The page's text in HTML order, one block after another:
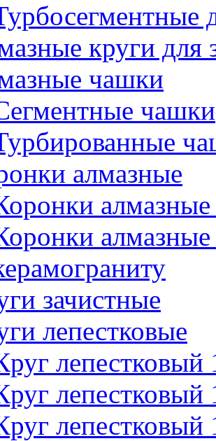
круги для
чашки
чашки
алмазные
зачистные
лепестковые